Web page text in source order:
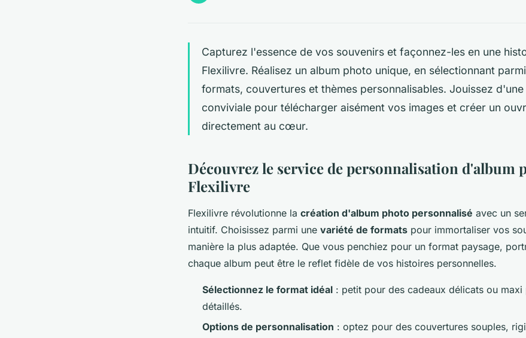
Capturez l'essence de vos souvenirs et façonnez-les en une
Flexilivre. Réalisez un album photo unique, en sélectionnant
formats, couvertures et thèmes personnalisables. Jouissez
conviviale pour télécharger aisément vos images et créer un
directement au cœur.
Découvrez le service de personnalisation d'album
Flexilivre
Flexilivre révolutionne la création d'album photo personnalisé avec un
intuitif. Choisissez parmi une variété de formats pour immortaliser vos
manière la plus adaptée. Que vous penchiez pour un format paysage,
chaque album peut être le reflet fidèle de vos histoires personnelles.
Sélectionnez le format idéal : petit pour des cadeaux délicats ou
détaillés.
Options de personnalisation : optez pour des couvertures souples,